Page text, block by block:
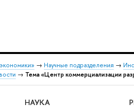
→ Научные подразделения →
→ Тема «Центр коммерциализации
НАУКА